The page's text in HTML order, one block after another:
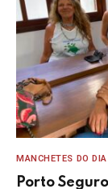
MANCHETES DO DIA
Porto